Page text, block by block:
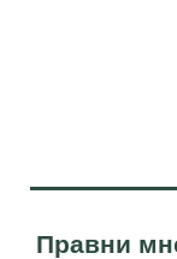
Правни